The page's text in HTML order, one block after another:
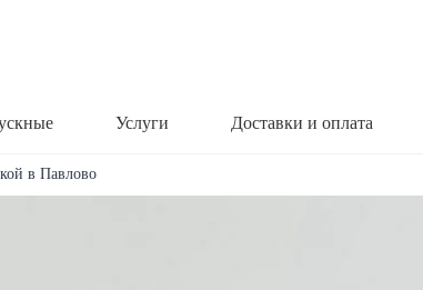
Услуги Доставки и оплата
в Павлово